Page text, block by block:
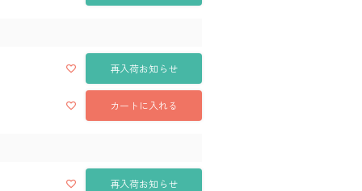
再入荷お知らせ
カートに入れる
再入荷お知らせ